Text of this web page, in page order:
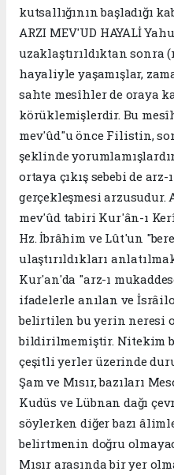
kutsallığının başladığı
ARZI MEV'UD HAYALİ
uzaklaştırıldıktan sonra
hayaliyle yaşamışlar,
sahte mesîhler de oraya
körüklemişlerdir. Bu
mev'ûd"u önce Filistin,
şeklinde
ortaya çıkış sebebi de
gerçekleşmesi arzusudur.
mev'ûd tabiri Kur'ân-ı
Hz. İbrâhim ve Lût'un
ulaştırıldıkları
Kur'an'da "arz-ı
ifadelerle anılan ve
belirtilen bu yerin neresi
bildirilmemiştir. Nitekim
çeşitli yerler üzerinde
Şam ve Mısır, bazıları
Kudüs ve Lübnan dağı
söylerken diğer bazı
belirtmenin doğru
Mısır arasında bir yer